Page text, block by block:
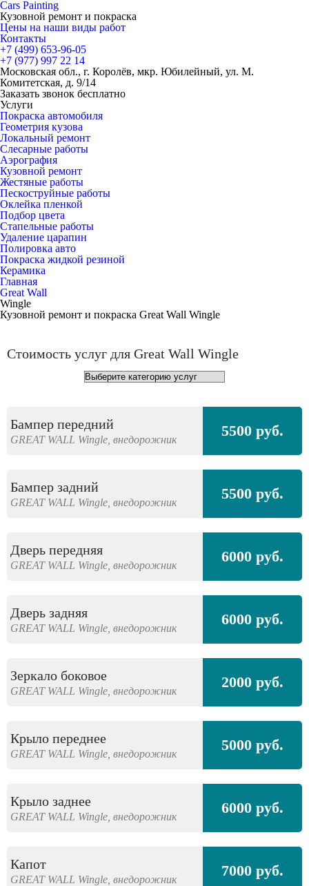
Cars Painting
Кузовной ремонт и покраска
Цены на наши виды работ
Контакты
+7 (499) 653-96-05
+7 (977) 997 22 14
Московская обл., г. Королёв, мкр. Юбилейный, ул. М.
Комитетская, д. 9/14
Заказать звонок бесплатно
Услуги
Покраска автомобиля
Геометрия кузова
Локальный ремонт
Слесарные работы
Аэрография
Кузовной ремонт
Жестяные работы
Пескоструйные работы
Оклейка пленкой
Подбор цвета
Стапельные работы
Удаление царапин
Полировка авто
Покраска жидкой резиной
Керамика
Главная
Great Wall
Wingle
Кузовной ремонт и покраска Great Wall Wingle
Стоимость услуг для Great Wall Wingle
Бампер передний
GREAT WALL Wingle, внедорожник 5500 руб.
Бампер задний
GREAT WALL Wingle, внедорожник 5500 руб.
Дверь передняя
GREAT WALL Wingle, внедорожник 6000 руб.
Дверь задняя
GREAT WALL Wingle, внедорожник 6000 руб.
Зеркало боковое
GREAT WALL Wingle, внедорожник 2000 руб.
Крыло переднее
GREAT WALL Wingle, внедорожник 5000 руб.
Крыло заднее
GREAT WALL Wingle, внедорожник 6000 руб.
Капот
GREAT WALL Wingle, внедорожник 7000 руб.